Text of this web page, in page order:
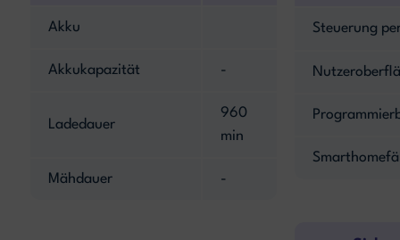
Akku
Akkukapazität -
Ladedauer
960
min
Mähdauer -
Steuerung